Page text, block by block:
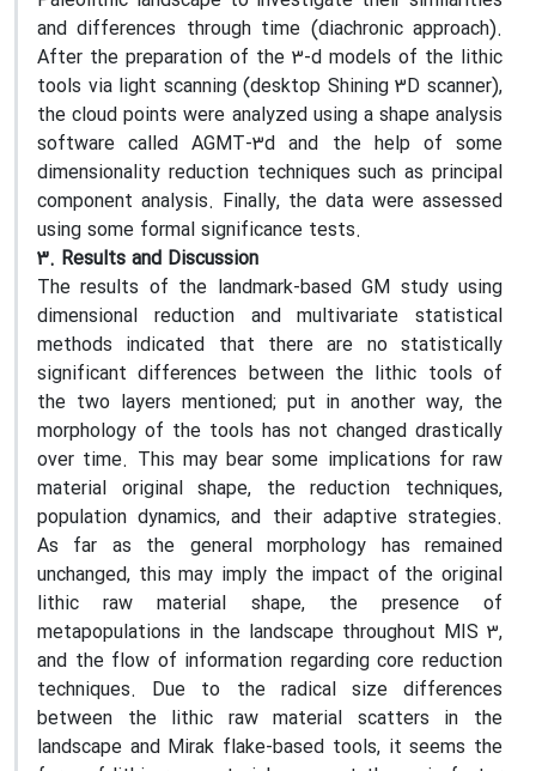
and differences through time (diachronic approach).
After the preparation of the 3-d models of the lithic
tools via light scanning (desktop Shining 3D scanner),
the cloud points were analyzed using a shape analysis
software called AGMT-3d and the help of some
dimensionality reduction techniques such as principal
component analysis. Finally, the data were assessed
using some formal significance tests.
3. Results and Discussion
The results of the landmark-based GM study using
dimensional reduction and multivariate statistical
methods indicated that there are no statistically
significant differences between the lithic tools of
the two layers mentioned; put in another way, the
morphology of the tools has not changed drastically
over time. This may bear some implications for raw
material original shape, the reduction techniques,
population dynamics, and their adaptive strategies.
As far as the general morphology has remained
unchanged, this may imply the impact of the original
lithic raw material shape, the presence of
metapopulations in the landscape throughout MIS 3,
and the flow of information regarding core reduction
techniques. Due to the radical size differences
between the lithic raw material scatters in the
landscape and Mirak flake-based tools, it seems the